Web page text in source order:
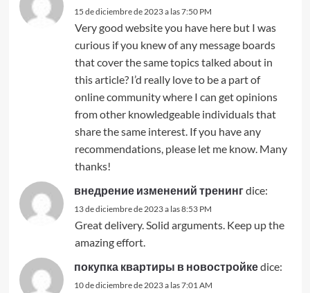
15 de diciembre de 2023 a las 7:50 PM
Very good website you have here but I was
curious if you knew of any message boards
that cover the same topics talked about in
this article? I’d really love to be a part of
online community where I can get opinions
from other knowledgeable individuals that
share the same interest. If you have any
recommendations, please let me know. Many
thanks!
внедрение изменений тренингdice:
13 de diciembre de 2023 a las 8:53 PM
Great delivery. Solid arguments. Keep up the
amazing effort.
покупка квартиры в новостройкеdice:
10 de diciembre de 2023 a las 7:01 AM